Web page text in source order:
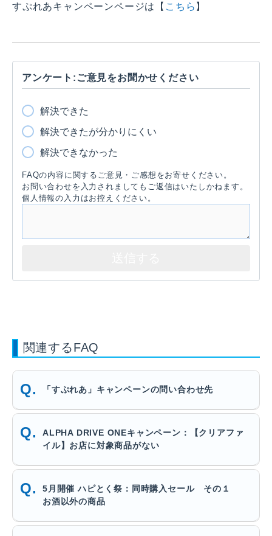
すぷれあキャンペーンページは【 こちら 】
アンケート:ご意見をお聞かせください
解決できた
解決できたが分かりにくい
解決できなかった
FAQの内容に関するご意見・ご感想をお寄せください。
お問い合わせを入力されましてもご返信はいたしかねます。
個人情報の入力はお控えください。
関連するFAQ
「すぷれあ」キャンペーンの問い合わせ先
ALPHA DRIVE ONEキャンペーン：【クリアファ
イル】お店に対象商品がない
5月開催 ハピとく祭：同時購入セール その１
お酒以外の商品